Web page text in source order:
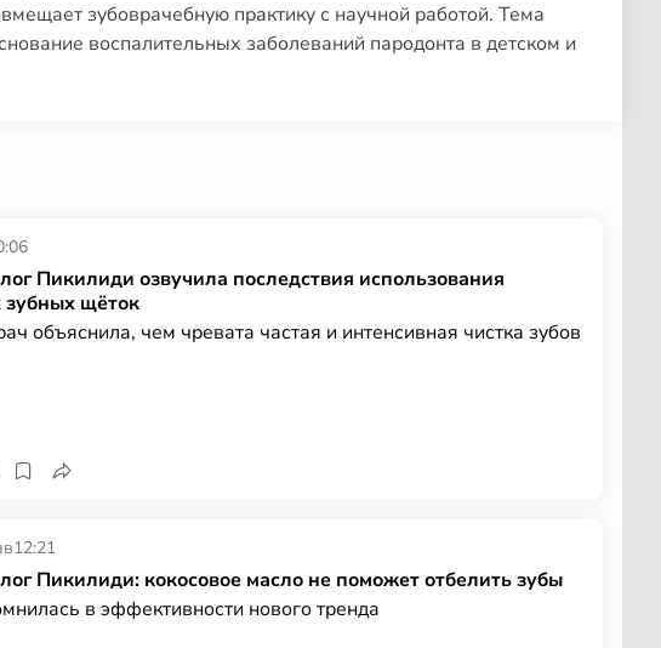
зубоврачебную практику с научной работой. Тема
воспалительных заболеваний пародонта в детском и
Пикилиди озвучила последствия использования
зубных щёток
объяснила, чем чревата частая и интенсивная чистка зубов
в12:21
Пикилиди: кокосовое масло не поможет отбелить зубы
в эффективности нового тренда